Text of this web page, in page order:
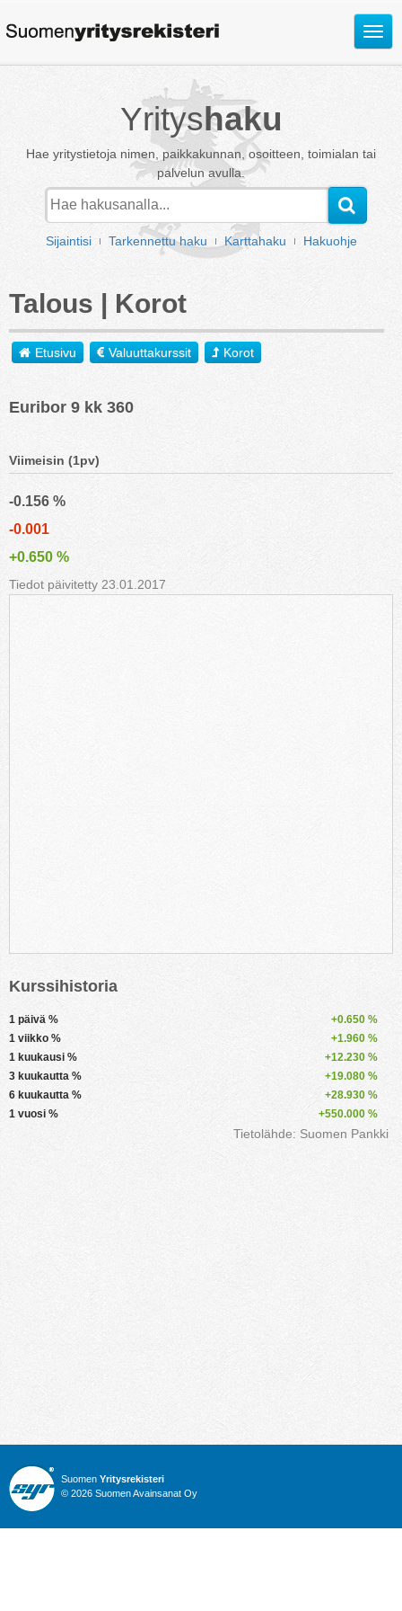
Avaa
Yrityshaku
Hae yritystietoja nimen, paikkakunnan, osoitteen, toimialan tai
palvelun avulla.
Sijaintisi Tarkennettu haku Karttahaku Hakuohje
Talous | Korot
Etusivu Valuuttakurssit Korot
Euribor 9 kk 360
Viimeisin (1pv)
-0.156 %
-0.001
+0.650 %
Tiedot päivitetty 23.01.2017
Kurssihistoria
1 päivä %
+0.650 %
1 viikko %
+1.960 %
1 kuukausi %
+12.230 %
3 kuukautta %
+19.080 %
6 kuukautta %
+28.930 %
1 vuosi %
+550.000 %
Tietolähde: Suomen Pankki
Suomen Yritysrekisteri
© 2026 Suomen Avainsanat Oy